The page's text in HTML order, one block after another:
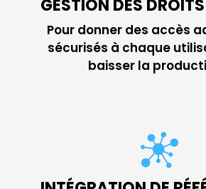
GESTION DES
Pour donner des accès
sécurisés à chaque
baisser la